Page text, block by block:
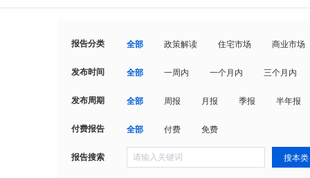
报告分类 全部 政策解读 住宅市场 商业市场
发布时间 全部 一周内 一个月内 三个月内
发布周期 全部 周报 月报 季报 半年报
付费报告 全部 付费 免费
报告搜索 搜本类